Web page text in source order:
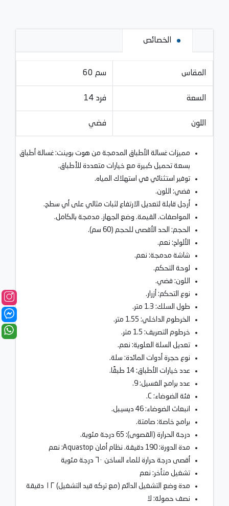
الخصائص
المقاس 60 سم
السعة 14 فرد
اللون فضي
مميزات غسالة الأطباق المدمجة من هوت بوينت: غسالة أطباق
بسعة تحميل كبيرة مع خيارات متعددة للأطباق.
توفير استثنائي في استهلاك المياه.
فضي: اللون.
أرجل قابلة لتعديل الارتفاع لثبات مثالي على أي سطح.
المواصفات. القيمة. وضع الجهاز. مدمجة بالكامل.
الحجم: الحد الأقصى للحجم (60 سم).
الألواح: نعم.
شاشة مدمجة: نعم.
لوحة التحكم.
اللون: فضي.
نوع التحكم: أزرار.
طول السلك: 1.3 متر.
الخرطوم الداخلي: 1.55 متر.
خرطوم التصريف: 1.5 متر.
تعديل السلة العلوية: نعم.
نوع حجرة أدوات المائدة: سلة.
عدد خيارات الأطباق: 14 طبقًا.
عدد برامج الغسيل: 9.
فئة الضوضاء: C.
انبعاث الضوضاء: 46 ديسيبل.
برامج خاصة: صامتة.
درجة الحرارة (القصوى): 65 درجة مئوية.
مدة الدورة: 190 دقيقة. نظام أمان Aquastop: نعم
أقصى درجة حرارة للماء الساخن ٦٠ درجة مئوية
تشغيل متأخر: نعم
مدة وضع التشغيل الدائم (مع تركه قيد التشغيل) ١٢ دقيقة
نصف حمولة: لا